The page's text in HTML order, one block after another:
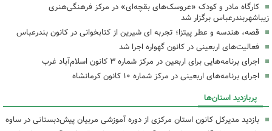
کارگاه مادر و کودک «عروسک‌های بقچه‌ای» در مرکز فرهنگی‌هنری
زیباشهربندرعباس برگزار شد
قصه، هندسه و عطر پیتزا؛ تجربه ای شیرین از کتابخوانی در کانون بندرعباس
فعالیت‌های اربعینی در کانون گهواره اجرا شد
اجرای برنامه‌هایی برای اربعین در مرکز شماره ۳ کانون اسلام‌آباد غرب
اجرای برنامه‌های اربعینی در مرکز شماره ۱۰ کانون کرمانشاه
پربازدید استان‌ها
بازدید مدیرکل کانون استان مرکزی از دوره آموزشی مربیان پیش‌دبستانی در ساوه